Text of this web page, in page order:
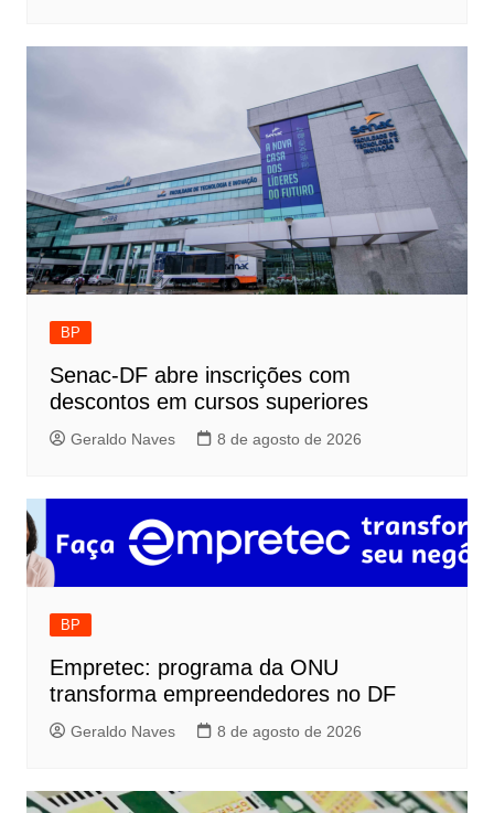
BP
Senac-DF abre inscrições com
descontos em cursos superiores
Geraldo Naves 8 de agosto de 2026
BP
Empretec: programa da ONU
transforma empreendedores no DF
Geraldo Naves 8 de agosto de 2026